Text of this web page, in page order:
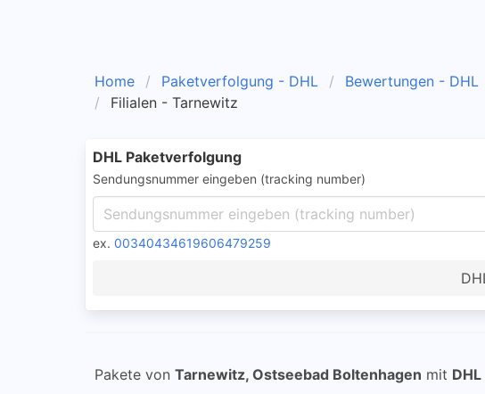
Home Paketverfolgung - DHL Bewertungen - DHL
Filialen - Tarnewitz
DHL Paketverfolgung
Sendungsnummer eingeben (tracking number)
ex. 00340434619606479259
Pakete von Tarnewitz, Ostseebad Boltenhagen mit DHL